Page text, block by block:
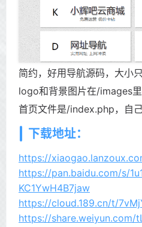
简约，好用导航源码，大小
logo和背景图片在/images里
首页文件是/index.php，自己
下载地址：
https://
https://pan.baidu.com/s/
KC1YwH4B7jaw
https://cloud.189.cn/t/
https://share.weiyun.com/